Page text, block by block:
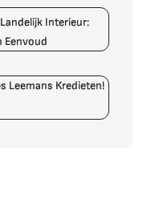
Kunst
en
Interieur:
Eenvoud
Leemans Kredieten!